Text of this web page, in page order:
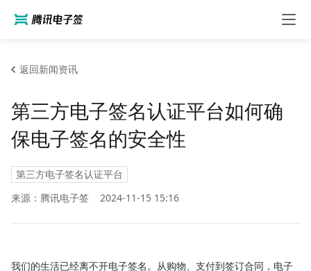
返回新闻资讯
第三方电子签名认证平台如何确
保电子签名的安全性
第三方电子签名认证平台
来源：腾讯电子签
2024-11-15 15:16
我们的生活已经离不开电子签名。从购物、支付到签订合同，电子